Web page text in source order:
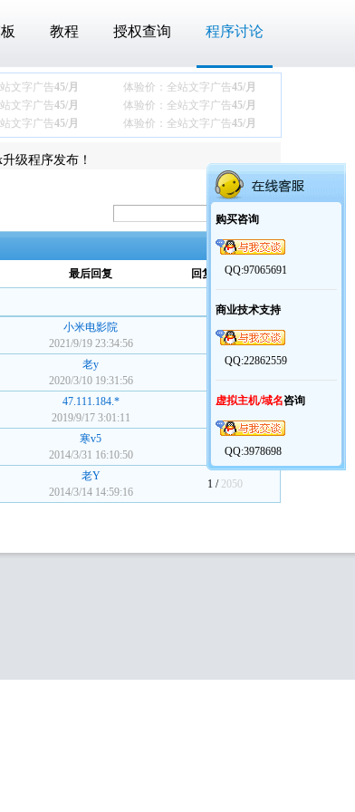
教程 授权查询 程序讨论
文字广告45/月 体验价：全站文字广告45/月
文字广告45/月 体验价：全站文字广告45/月
文字广告45/月 体验价：全站文字广告45/月
于最近下载压缩包后360报木马的问题
业模板【通用协会团体模板】发布
升级程序发布！
于最近下载压缩包后360报木马的问题
升级程序发布！
文章管理系统V4.x更新说明
最后回复 回复数/点击数
小米电影院
2021/9/19 23:34:56
1 /9022
老y
2020/3/10 19:31:56
47.111.184.*
2019/9/17 3:01:11
2958
寒v5
2014/3/31 16:10:50
2250
老Y
2014/3/14 14:59:16
1 / 2050
购买咨询
QQ:97065691
商业技术支持
QQ:22862559
虚拟主机/域名咨询
QQ:3978698